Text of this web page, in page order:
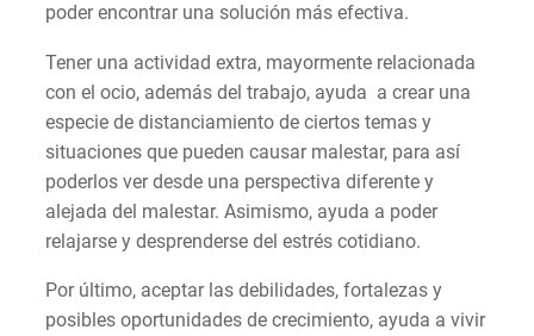
poder encontrar una solución más efectiva.
Tener una actividad extra, mayormente relacionada
con el ocio, además del trabajo, ayuda a crear una
especie de distanciamiento de ciertos temas y
situaciones que pueden causar malestar, para así
poderlos ver desde una perspectiva diferente y
alejada del malestar. Asimismo, ayuda a poder
relajarse y desprenderse del estrés cotidiano.
Por último, aceptar las debilidades, fortalezas y
posibles oportunidades de crecimiento, ayuda a vivir